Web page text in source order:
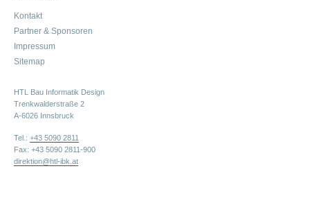
Kontakt
Partner & Sponsoren
Impressum
Sitemap
HTL Bau Informatik Design
Trenkwalderstraße 2
A-6026 Innsbruck
Tel.: +43 5090 2811
Fax: +43 5090 2811-900
direktion@htl-ibk.at